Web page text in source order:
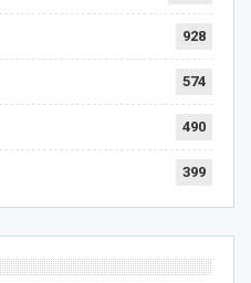
928
574
490
399